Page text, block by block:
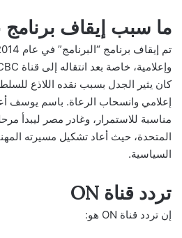
ما سبب إيقاف
كان يثير الجدل بسبب نقده اللاذع
إعلامي وانسحاب الرعاة. باسم يوسف
مناسبة للاستمرار، وغادر مصر ليبدأ
المتحدة، حيث أعاد تشكيل مسيرته
السياسية.
تردد قناة ON
إن تردد قناة ON هو: